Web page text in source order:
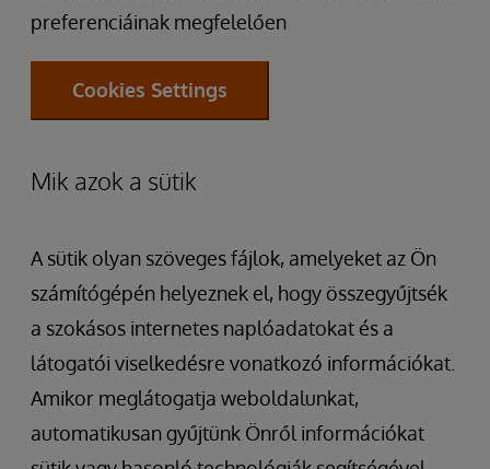
preferenciáinak megfelelően
Cookies Settings
Mik azok a sütik
A sütik olyan szöveges fájlok, amelyeket az Ön
számítógépén helyeznek el, hogy összegyűjtsék
a szokásos internetes naplóadatokat és a
látogatói viselkedésre vonatkozó információkat.
Amikor meglátogatja weboldalunkat,
automatikusan gyűjtünk Önről információkat